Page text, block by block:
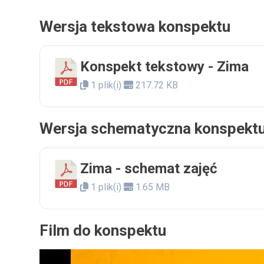
Wersja tekstowa konspektu
Konspekt tekstowy - Zima
1 plik(i) 217.72 KB
Wersja schematyczna
Zima - schemat zajęć
1 plik(i) 1.65 MB
Film do konspektu